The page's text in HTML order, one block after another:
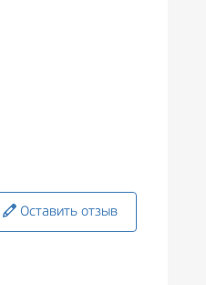
Оставить отзыв